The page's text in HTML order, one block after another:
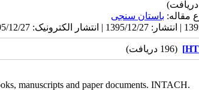
مقاله: باستان سنجی
(196 دریافت)
manuscripts and paper documents. INTACH.